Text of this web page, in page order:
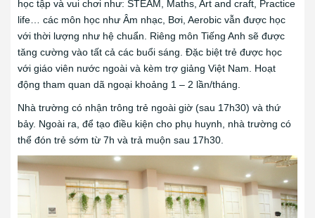
học tập và vui chơi như: STEAM, Maths, Art and craft, Practice
life… các môn học như Âm nhạc, Bơi, Aerobic vẫn được học
với thời lượng như hệ chuẩn. Riêng môn Tiếng Anh sẽ được
tăng cường vào tất cả các buổi sáng. Đặc biệt trẻ được học
với giáo viên nước ngoài và kèm trợ giảng Việt Nam. Hoạt
động tham quan dã ngoại khoảng 1 – 2 lần/tháng.
Nhà trường có nhận trông trẻ ngoài giờ (sau 17h30) và thứ
bảy. Ngoài ra, để tạo điều kiện cho phụ huynh, nhà trường có
thể đón trẻ sớm từ 7h và trả muộn sau 17h30.